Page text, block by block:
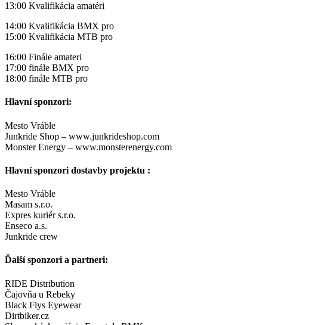
13:00 Kvalifikácia amatéri
14:00 Kvalifikácia BMX pro
15:00 Kvalifikácia MTB pro
16:00 Finále amateri
17:00 finále BMX pro
18:00 finále MTB pro
Hlavní sponzori:
Mesto Vráble
Junkride Shop – www.junkrideshop.com
Monster Energy – www.monsterenergy.com
Hlavní sponzori dostavby projektu :
Mesto Vráble
Masam s.r.o.
Expres kuriér s.r.o.
Enseco a.s.
Junkride crew
Ďalší sponzori a partneri:
RIDE Distribution
Čajovňa u Rebeky
Black Flys Eyewear
Dirtbiker.cz